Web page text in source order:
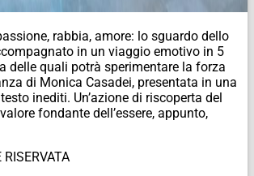
rabbia, amore: lo sguardo dello
in un viaggio emotivo in 5
delle quali potrà sperimentare la forza
di Monica Casadei, presentata in una
inediti. Un’azione di riscoperta del
fondante dell’essere, appunto,